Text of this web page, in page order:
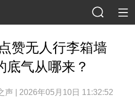
赞无人行李箱墙
底气从哪来？
声 | 2026年05月10日 11:32:52